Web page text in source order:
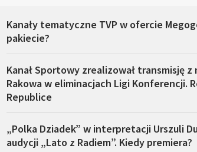
Kanały tematyczne TVP w ofercie
pakiecie?
Kanał Sportowy zrealizował transmisję z
Rakowa w eliminacjach Ligi Konferencji.
Republice
„Polka Dziadek” w interpretacji Urszuli
audycji „Lato z Radiem”. Kiedy premiera?